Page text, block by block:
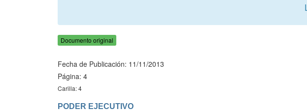
Documento original
Fecha de Publicación: 11/11/2013
Página: 4
Carilla: 4
PODER EJECUTIVO